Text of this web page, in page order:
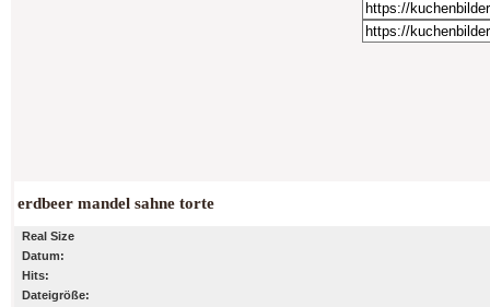
erdbeer mandel sahne torte
Real Size
Datum:
Hits:
Dateigröße: